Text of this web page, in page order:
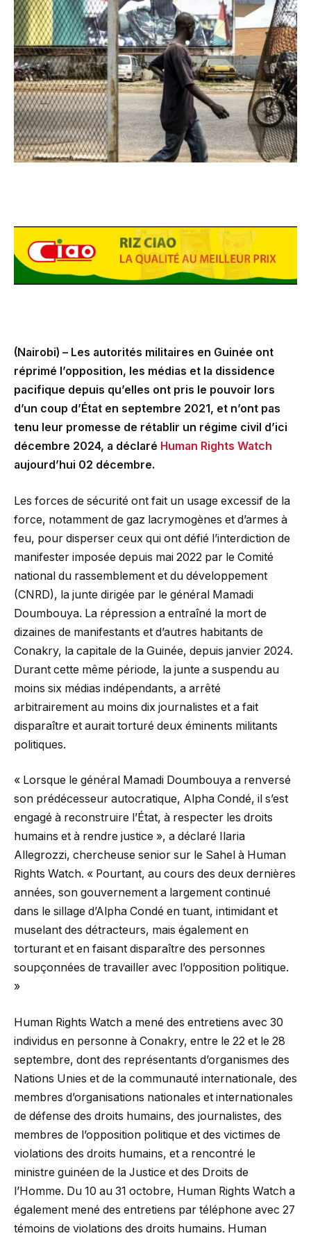
(Nairobi) – Les autorités militaires en Guinée ont
réprimé l’opposition, les médias et la dissidence
pacifique depuis qu’elles ont pris le pouvoir lors
d’un coup d’État en septembre 2021, et n’ont pas
tenu leur promesse de rétablir un régime civil d’ici
décembre 2024, a déclaré Human Rights Watch
aujourd’hui 02 décembre.
Les forces de sécurité ont fait un usage excessif de la
force, notamment de gaz lacrymogènes et d’armes à
feu, pour disperser ceux qui ont défié l’interdiction de
manifester imposée depuis mai 2022 par le Comité
national du rassemblement et du développement
(CNRD), la junte dirigée par le général Mamadi
Doumbouya. La répression a entraîné la mort de
dizaines de manifestants et d’autres habitants de
Conakry, la capitale de la Guinée, depuis janvier 2024.
Durant cette même période, la junte a suspendu au
moins six médias indépendants, a arrêté
arbitrairement au moins dix journalistes et a fait
disparaître et aurait torturé deux éminents militants
politiques.
« Lorsque le général Mamadi Doumbouya a renversé
son prédécesseur autocratique, Alpha Condé, il s’est
engagé à reconstruire l’État, à respecter les droits
humains et à rendre justice », a déclaré Ilaria
Allegrozzi, chercheuse senior sur le Sahel à Human
Rights Watch. « Pourtant, au cours des deux dernières
années, son gouvernement a largement continué
dans le sillage d’Alpha Condé en tuant, intimidant et
muselant des détracteurs, mais également en
torturant et en faisant disparaître des personnes
soupçonnées de travailler avec l’opposition politique.
»
Human Rights Watch a mené des entretiens avec 30
individus en personne à Conakry, entre le 22 et le 28
septembre, dont des représentants d’organismes des
Nations Unies et de la communauté internationale, des
membres d’organisations nationales et internationales
de défense des droits humains, des journalistes, des
membres de l’opposition politique et des victimes de
violations des droits humains, et a rencontré le
ministre guinéen de la Justice et des Droits de
l’Homme. Du 10 au 31 octobre, Human Rights Watch a
également mené des entretiens par téléphone avec 27
témoins de violations des droits humains. Human